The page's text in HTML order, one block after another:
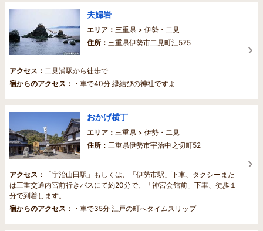
夫婦岩
エリア： 三重県 > 伊勢・二見
住所： 三重県伊勢市二見町江575
アクセス： 二見浦駅から徒歩で
宿からのアクセス： ・車で40分 縁結びの神社ですよ
おかげ横丁
エリア： 三重県 > 伊勢・二見
住所： 三重県伊勢市宇治中之切町52
アクセス：
「宇治山田駅」もしくは、「伊勢市駅」下車、タクシーまた
は三重交通内宮前行きバスにて約20分で、「神宮会館前」下車、徒歩１
分で到着します。
宿からのアクセス： ・車で35分 江戸の町へタイムスリップ